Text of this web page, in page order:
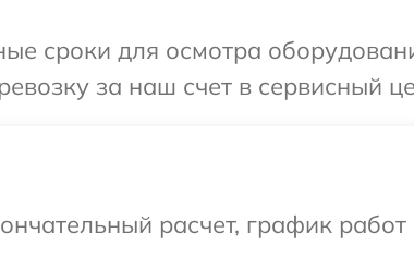
сроки для осмотра
за наш счет в сервисный
расчет, график